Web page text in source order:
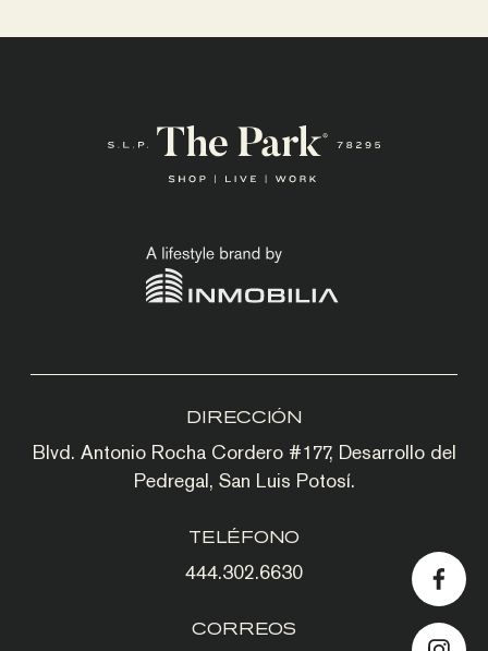
DIRECCIÓN
Blvd. Antonio Rocha Cordero #177, Desarrollo del
Pedregal, San Luis Potosí.
TELÉFONO
444.302.6630
CORREOS